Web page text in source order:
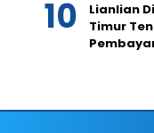
Lianlian
Timur